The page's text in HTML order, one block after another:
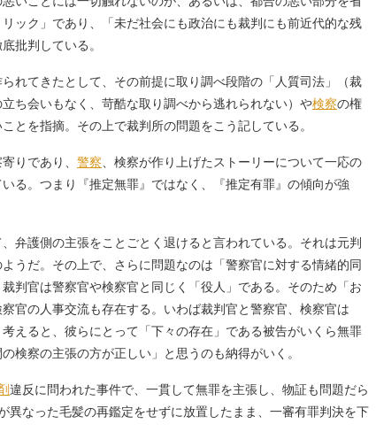
ック」であり、「未だ社会にも政治にも裁判にも前近代的な残
批判している。
れてきたとして、その前提に取り調べ段階の「人質司法」（裁
立ち会いもなく、苛酷な取り調べから逃れられない）や検察の権
とを指摘。その上で裁判所の問題をこう記している。
りであり、 警察 、検察が作り上げたストーリーについて一応の
る。つまり『推定無罪』ではなく、『推定有罪』の傾向が強
弁護側の主張をことごとく退けると言われている。それは元判
うだ。その上で、さらに問題なのは「警察官に対する情緒的同
判官は警察官や検察官と同じく「役人」である。そのため「お
官の人事交流も存在する。いわば裁判官と警察官、検察官は
考えると、彼らにとって「下々の存在」である被告がいくら無罪
検察の主張の方が正しい」と思うのも納得がいく。
違反に問われた事件で、一貫して無罪を主張し、物証も問題だら
異なった毛髪の再鑑定をせずに放置したまま、一審有罪判決を下